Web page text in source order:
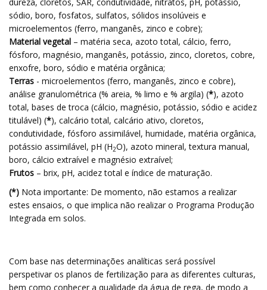
sódio, boro, fosfatos, sulfatos, sólidos insolúveis e
microelementos (ferro, manganês, zinco e cobre);
Material vegetal – matéria seca, azoto total, cálcio, ferro,
fósforo, magnésio, manganês, potássio, zinco, cloretos, cobre,
enxofre, boro, sódio e matéria orgânica;
Terras - microelementos (ferro, manganês, zinco e cobre),
análise granulométrica (% areia, % limo e % argila) (*), azoto
total, bases de troca (cálcio, magnésio, potássio, sódio e acidez
titulável) (*), calcário total, calcário ativo, cloretos,
condutividade, fósforo assimilável, humidade, matéria orgânica,
potássio assimilável, pH (H2O), azoto mineral, textura manual,
boro, cálcio extraível e magnésio extraível;
Frutos – brix, pH, acidez total e índice de maturação.
(*) Nota importante: De momento, não estamos a realizar
estes ensaios, o que implica não realizar o Programa Produção
Integrada em solos.
Com base nas determinações analíticas será possível
perspetivar os planos de fertilização para as diferentes culturas,
bem como conhecer a qualidade da água de rega, de modo a